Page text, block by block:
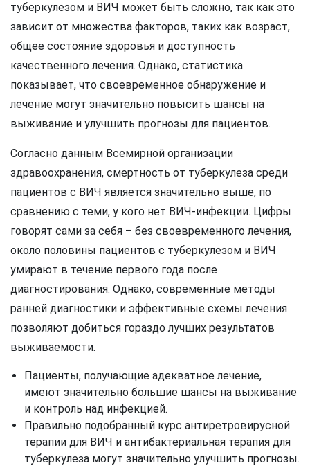
туберкулезом и ВИЧ может быть сложно, так как это
зависит от множества факторов, таких как возраст,
общее состояние здоровья и доступность
качественного лечения. Однако, статистика
показывает, что своевременное обнаружение и
лечение могут значительно повысить шансы на
выживание и улучшить прогнозы для пациентов.
Согласно данным Всемирной организации
здравоохранения, смертность от туберкулеза среди
пациентов с ВИЧ является значительно выше, по
сравнению с теми, у кого нет ВИЧ-инфекции. Цифры
говорят сами за себя – без своевременного лечения,
около половины пациентов с туберкулезом и ВИЧ
умирают в течение первого года после
диагностирования. Однако, современные методы
ранней диагностики и эффективные схемы лечения
позволяют добиться гораздо лучших результатов
выживаемости.
Пациенты, получающие адекватное лечение,
имеют значительно большие шансы на выживание
и контроль над инфекцией.
Правильно подобранный курс антиретровирусной
терапии для ВИЧ и антибактериальная терапия для
туберкулеза могут значительно улучшить прогнозы.